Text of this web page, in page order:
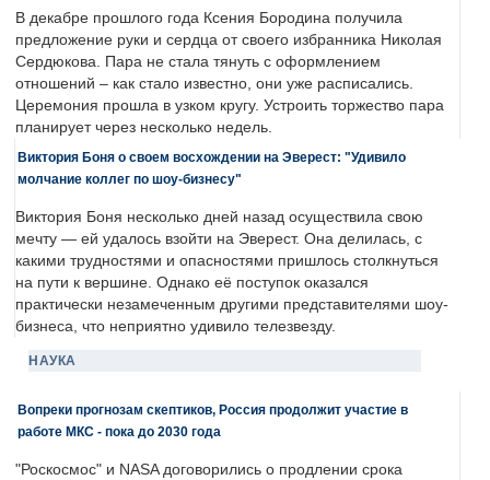
В декабре прошлого года Ксения Бородина получила
предложение руки и сердца от своего избранника Николая
Сердюкова. Пара не стала тянуть с оформлением
отношений – как стало известно, они уже расписались.
Церемония прошла в узком кругу. Устроить торжество пара
планирует через несколько недель.
Виктория Боня о своем восхождении на Эверест: "Удивило
молчание коллег по шоу-бизнесу"
Виктория Боня несколько дней назад осуществила свою
мечту — ей удалось взойти на Эверест. Она делилась, с
какими трудностями и опасностями пришлось столкнуться
на пути к вершине. Однако её поступок оказался
практически незамеченным другими представителями шоу-
бизнеса, что неприятно удивило телезвезду.
НАУКА
Вопреки прогнозам скептиков, Россия продолжит участие в
работе МКС - пока до 2030 года
"Роскосмос" и NASA договорились о продлении срока